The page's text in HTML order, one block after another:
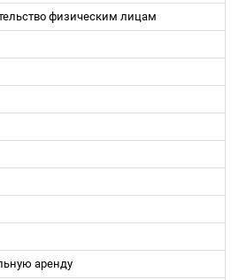
физическим лицам
аренду